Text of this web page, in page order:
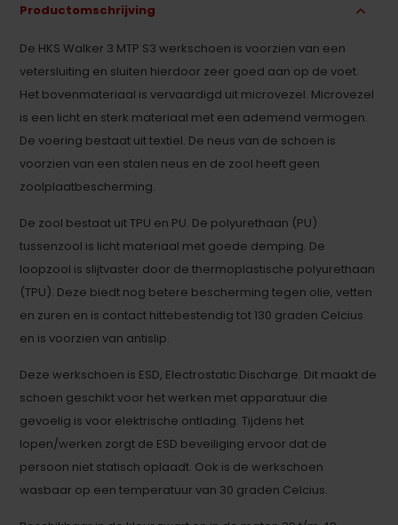
Productomschrijving
De HKS Walker 3 MTP S3 werkschoen is voorzien van een
vetersluiting en sluiten hierdoor zeer goed aan op de voet.
Het bovenmateriaal is vervaardigd uit microvezel. Microvezel
is een licht en sterk materiaal met een ademend vermogen.
De voering bestaat uit textiel. De neus van de schoen is
voorzien van een stalen neus en de zool heeft geen
zoolplaatbescherming.
De zool bestaat uit TPU en PU. De polyurethaan (PU)
tussenzool is licht materiaal met goede demping. De
loopzool is slijtvaster door de thermoplastische polyurethaan
(TPU). Deze biedt nog betere bescherming tegen olie, vetten
en zuren en is contact hittebestendig tot 130 graden Celcius
en is voorzien van antislip.
Deze werkschoen is ESD, Electrostatic Discharge. Dit maakt de
schoen geschikt voor het werken met apparatuur die
gevoelig is voor elektrische ontlading. Tijdens het
lopen/werken zorgt de ESD beveiliging ervoor dat de
persoon niet statisch oplaadt. Ook is de werkschoen
wasbaar op een temperatuur van 30 graden Celcius.